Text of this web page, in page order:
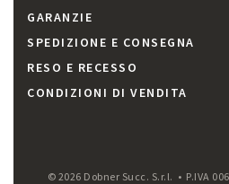
GARANZIE
SPEDIZIONE E CONSEGNA
RESO E RECESSO
CONDIZIONI DI VENDITA
© 2026 Dobner Succ. S.r.l. • P.IVA